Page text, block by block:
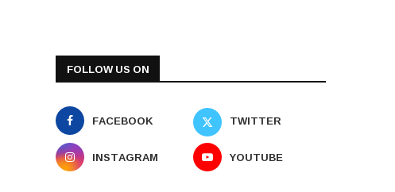
FOLLOW US ON
FACEBOOK
TWITTER
INSTAGRAM
YOUTUBE